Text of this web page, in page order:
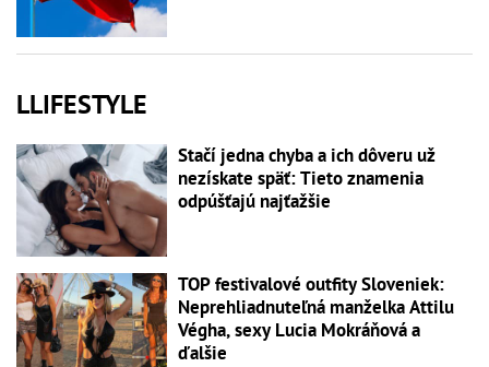
LLIFESTYLE
Stačí jedna chyba a ich dôveru už
nezískate späť: Tieto znamenia
odpúšťajú najťažšie
TOP festivalové outfity Sloveniek:
Neprehliadnuteľná manželka Attilu
Végha, sexy Lucia Mokráňová a
ďalšie